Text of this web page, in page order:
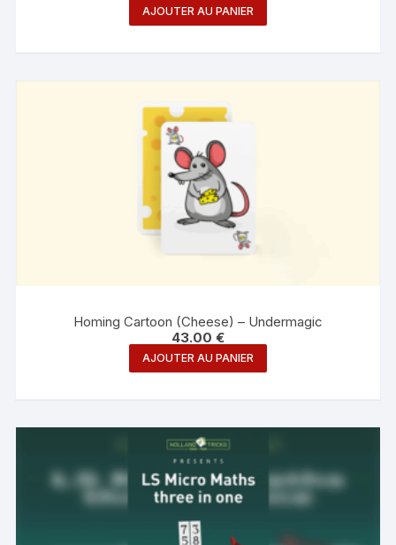
AJOUTER AU PANIER
Homing Cartoon (Cheese) – Undermagic
43.00 €
AJOUTER AU PANIER